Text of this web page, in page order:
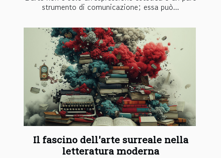
strumento di comunicazione; essa può...
Il fascino dell'arte surreale nella
letteratura moderna